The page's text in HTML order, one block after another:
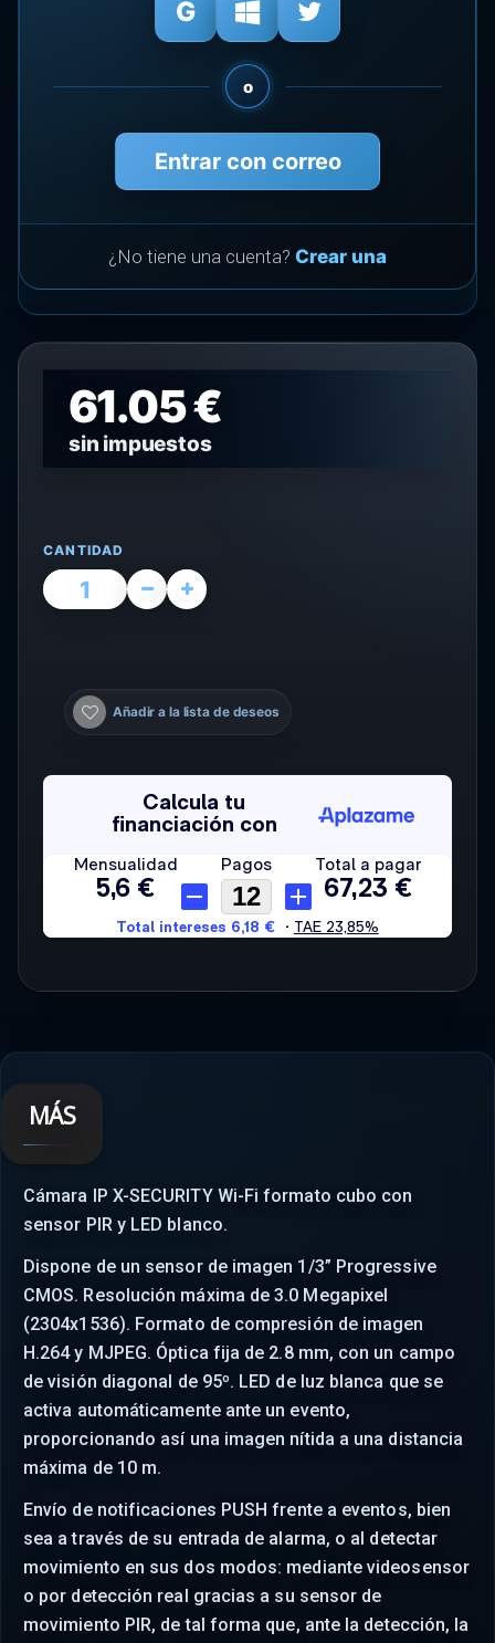
o
Entrar con correo
¿No tiene una cuenta? Crear una
61.05 €
sin impuestos
CANTIDAD
Añadir a la lista de deseos
MÁS
Cámara IP X-SECURITY Wi-Fi formato cubo con
sensor PIR y LED blanco.
Dispone de un sensor de imagen 1/3” Progressive
CMOS. Resolución máxima de 3.0 Megapixel
(2304x1536). Formato de compresión de imagen
H.264 y MJPEG. Óptica fija de 2.8 mm, con un campo
de visión diagonal de 95º. LED de luz blanca que se
activa automáticamente ante un evento,
proporcionando así una imagen nítida a una distancia
máxima de 10 m.
Envío de notificaciones PUSH frente a eventos, bien
sea a través de su entrada de alarma, o al detectar
movimiento en sus dos modos: mediante videosensor
o por detección real gracias a su sensor de
movimiento PIR, de tal forma que, ante la detección, la